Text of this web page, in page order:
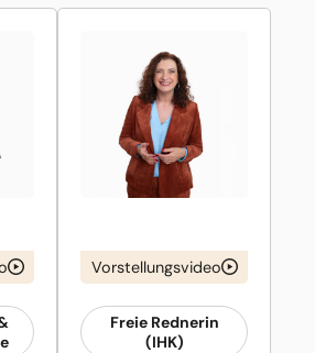
Vorstellungsvideo
Freie Rednerin
(IHK)